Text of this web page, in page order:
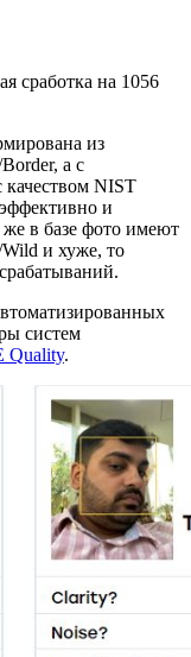
сработка на 1056
из
а с
качеством NIST
и
в базе фото имеют
и хуже, то
систем
Quality.